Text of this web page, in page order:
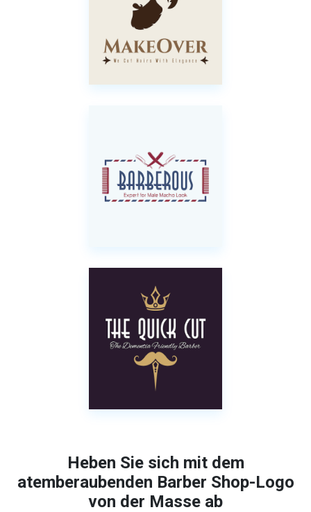
Heben Sie sich mit dem
atemberaubenden Barber Shop-Logo
von der Masse ab